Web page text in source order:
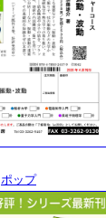
ポップ